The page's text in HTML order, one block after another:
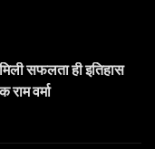
सफलता ही इतिहास
वर्मा